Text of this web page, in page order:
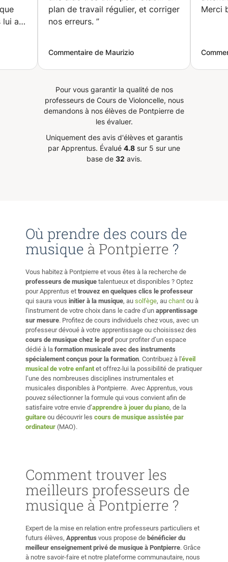
lui a
plan de travail régulier, et corriger
nos erreurs. ”
Commentaire de Maurizio
Merci
Pour vous garantir la qualité de nos
professeurs de Cours de Violoncelle, nous
demandons à nos élèves de Pontpierre de
les évaluer.
Uniquement des avis d'élèves et garantis
par Apprentus. Évalué 4.8 sur 5 sur une
base de 32 avis.
Où prendre des cours de
musique à Pontpierre ?
Vous habitez à Pontpierre et vous êtes à la recherche de
professeurs de musique talentueux et disponibles ? Optez
pour Apprentus et trouvez en quelques clics le professeur
qui saura vous initier à la musique, au solfège, au chant ou à
l'instrument de votre choix dans le cadre d’un apprentissage
sur mesure. Profitez de cours individuels chez vous, avec un
professeur dévoué à votre apprentissage ou choisissez des
cours de musique chez le prof pour profiter d’un espace
dédié à la formation musicale avec des instruments
spécialement conçus pour la formation. Contribuez à l'éveil
musical de votre enfant et offrez-lui la possibilité de pratiquer
l’une des nombreuses disciplines instrumentales et
musicales disponibles à Pontpierre. Avec Apprentus, vous
pouvez sélectionner la formule qui vous convient afin de
satisfaire votre envie d’apprendre à jouer du piano, de la
guitare ou découvrir les cours de musique assistée par
ordinateur (MAO).
Comment trouver les
meilleurs professeurs de
musique à Pontpierre ?
Expert de la mise en relation entre professeurs particuliers et
futurs élèves, Apprentus vous propose de bénéficier du
meilleur enseignement privé de musique à Pontpierre. Grâce
à notre savoir-faire et notre plateforme communautaire, nous